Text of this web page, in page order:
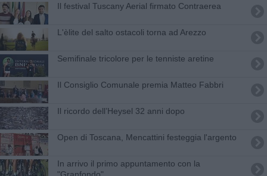
Il festival Tuscany Aerial firmato Contraerea
L'èlite del salto ostacoli torna ad Arezzo
​Semifinale tricolore per le tenniste aretine
​Il Consiglio Comunale premia Matteo Fabbri
Il ricordo dell’Heysel 32 anni dopo
Open di Toscana, Mencattini festeggia l'argento
In arrivo il primo appuntamento con la
"Granfondo"